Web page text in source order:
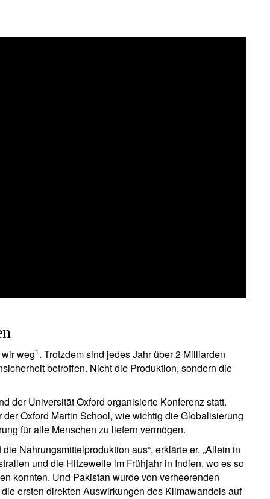
weg1. Trotzdem sind jedes Jahr über 2 Milliarden
betroffen. Nicht die Produktion, sondern die
der Universität Oxford organisierte Konferenz statt.
Oxford Martin School, wie wichtig die Globalisierung
für alle Menschen zu liefern vermögen.
Nahrungsmittelproduktion aus“, erklärte er. „Allein in
und die Hitzewelle im Frühjahr in Indien, wo es so
konnten. Und Pakistan wurde von verheerenden
ersten direkten Auswirkungen des Klimawandels auf